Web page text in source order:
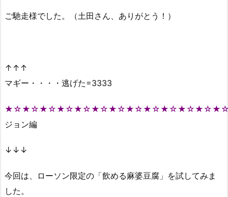
ご馳走様でした。（土田さん、ありがとう！）
↑↑↑
マギー・・・・逃げた=3333
ジョン編
↓↓↓
今回は、ローソン限定の「飲める麻婆豆腐」を試してみま
した。